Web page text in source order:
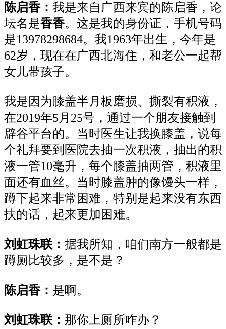
陈启香： 我是来自广西来宾的陈启香，论
坛名是香香。这是我的身份证，手机号码
是13978298684。我1963年出生，今年是
62岁，现在在广西北海住，和老公一起帮
女儿带孩子。
我是因为膝盖半月板磨损、撕裂有积液，
在2019年5月25号，通过一个朋友接触到
辟谷平台的。当时医生让我换膝盖，说每
个礼拜要到医院去抽一次积液，抽出的积
液一管10毫升，每个膝盖抽两管，积液里
面还有血丝。当时膝盖肿的像馒头一样，
蹲下起来非常困难，特别是起来没有东西
扶的话，起来更加困难。
刘虹珠联： 据我所知，咱们南方一般都是
蹲厕比较多，是不是？
陈启香： 是啊。
刘虹珠联： 那你上厕所咋办？